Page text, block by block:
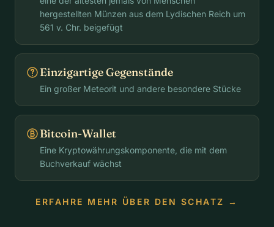
hergestellten Münzen aus dem Lydischen Reich um
561 v. Chr. beigefügt
Einzigartige Gegenstände
Ein großer Meteorit und andere besondere Stücke
Bitcoin-Wallet
Eine Kryptowährungskomponente, die mit dem
Buchverkauf wächst
ERFAHRE MEHR ÜBER DEN SCHATZ →